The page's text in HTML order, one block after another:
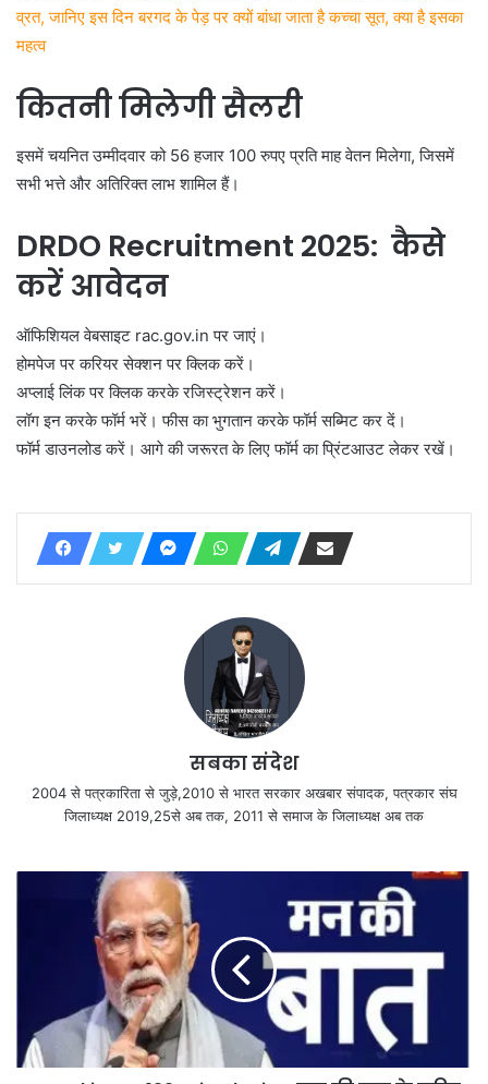
व्रत, जानिए इस दिन बरगद के पेड़ पर क्यों बांधा जाता है कच्चा सूत, क्या है इसका
महत्व
कितनी मिलेगी सैलरी
इसमें चयनित उम्मीदवार को 56 हजार 100 रुपए प्रति माह वेतन मिलेगा, जिसमें
सभी भत्ते और अतिरिक्त लाभ शामिल हैं।
DRDO Recruitment 2025: कैसे
करें आवेदन
ऑफिशियल वेबसाइट rac.gov.in पर जाएं।
होमपेज पर करियर सेक्शन पर क्लिक करें।
अप्लाई लिंक पर क्लिक करके रजिस्ट्रेशन करें।
लॉग इन करके फॉर्म भरें। फीस का भुगतान करके फॉर्म सब्मिट कर दें।
फॉर्म डाउनलोड करें। आगे की जरूरत के लिए फॉर्म का प्रिंटआउट लेकर रखें।
सबका संदेश
2004 से पत्रकारिता से जुड़े,2010 से भारत सरकार अखबार संपादक, पत्रकार संघ
जिलाध्यक्ष 2019,25से अब तक, 2011 से समाज के जिलाध्यक्ष अब तक